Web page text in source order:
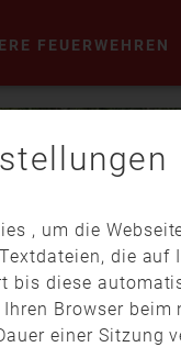
FEUERWEHREN
, um die
die auf
bis diese
Browser
einer Sitzung